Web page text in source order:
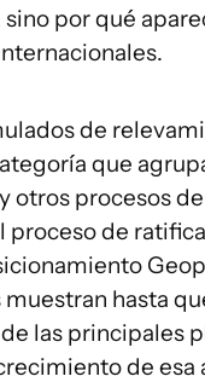
por qué
de
que
otros procesos
de
hasta
las principales
de esa